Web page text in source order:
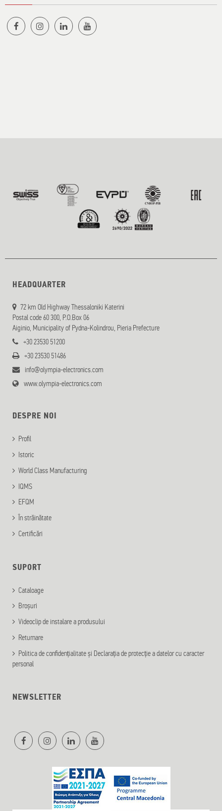
HEADQUARTER
72 km Old Highway Thessaloniki Katerini
Postal code 60 300, P.O.Box 06
Aiginio, Municipality of Pydna-Kolindrou, Pieria Prefecture
+30 23530 51200
+30 23530 51486
info@olympia-electronics.com
www.olympia-electronics.com
DESPRE NOI
Profil
Istoric
World Class Manufacturing
IQMS
EFQM
În străinătate
Certificări
SUPORT
Cataloage
Broșuri
Videoclip de instalare a produsului
Returnare
Politica de confidențialitate și Declarația de protecție a datelor cu caracter
personal
NEWSLETTER